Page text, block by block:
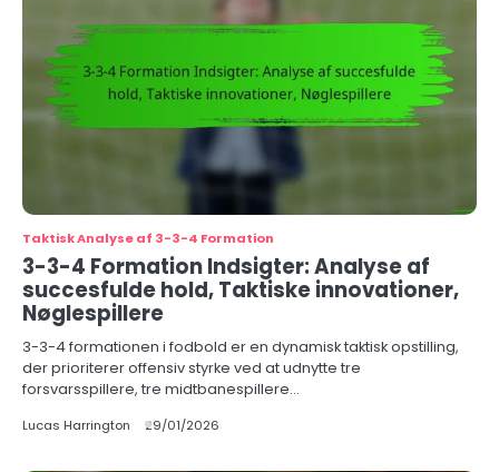
Taktisk Analyse af 3-3-4 Formation
3-3-4 Formation Indsigter: Analyse af
succesfulde hold, Taktiske innovationer,
Nøglespillere
3-3-4 formationen i fodbold er en dynamisk taktisk opstilling,
der prioriterer offensiv styrke ved at udnytte tre
forsvarsspillere, tre midtbanespillere…
Lucas Harrington 29/01/2026